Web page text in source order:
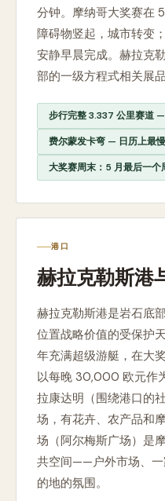
分钟。摩纳哥大奖赛在
障碍物竖起，城市转变
安静早晨完成。赫拉克
部的一级方程式相关展
步行完整 3.337 公里赛道
费尔蒙发卡弯 — 日历上最
大奖赛周末：5 月最后一个
港口
赫拉克勒斯港
赫拉克勒斯港是岩石底
位置战略价值的受保护
年充满超级游艇，在大
以每晚 30,000 欧元作
拉康达明（围绕港口的
场，有花卉、农产品和
场（阿尔梅斯广场）是
共空间——户外市场、一
的地的氛围。